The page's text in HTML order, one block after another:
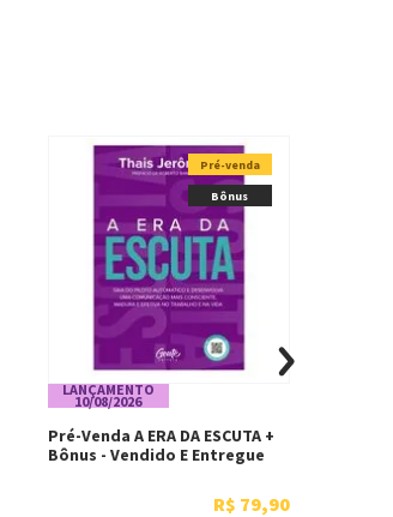
Pré-venda
Bônus
LANÇAMENTO
10/08/2026
Pré-Venda A ERA DA ESCUTA +
Bônus - Vendido E Entregue
R$ 79,90